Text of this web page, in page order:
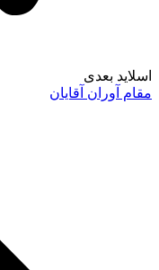
اسلاید بعدی
مقام آوران آقایان